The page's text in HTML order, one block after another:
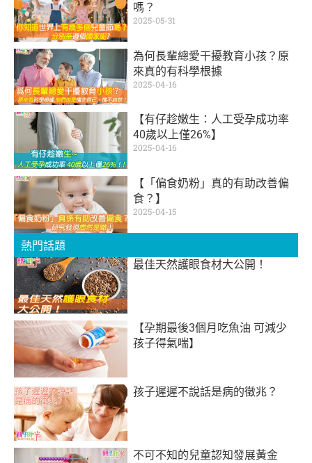
嗎？
2025-05-31
為何長輩總愛干擾教育小孩？原
來真的有科學根據
2025-04-16
【有仔趁嫩生：人工受孕成功率
40歲以上僅26%】
2025-04-16
【「偏食奶粉」真的有助改善偏
食？】
2025-04-15
熱門話題
最佳天然護眼食材大公開！
【孕期最後3個月吃魚油 可減少
孩子得氣喘】
孩子遲遲不說話是病的徵兆？
不可不知的兒童認知發展黃金